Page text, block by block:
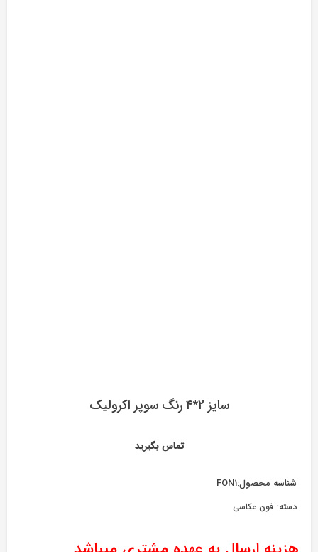
سایز ۲*۴ رنگ سوپر اکرولیک
تماس بگیرید
شناسه محصول:FON1
دسته: فون عکاسی